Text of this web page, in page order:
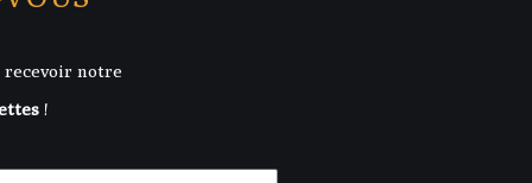
notre
!